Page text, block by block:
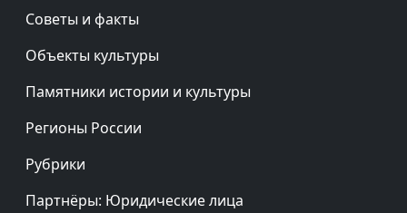
Советы и факты
Объекты культуры
Памятники истории и культуры
Регионы России
Рубрики
Партнёры: Юридические лица